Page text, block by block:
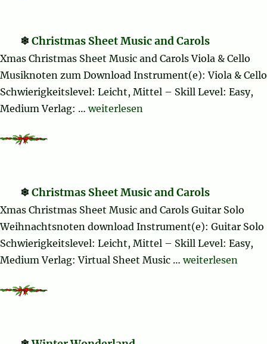
Christmas Sheet Music and Carols
Xmas Christmas Sheet Music and Carols Viola & Cello
Musiknoten zum Download Instrument(e): Viola & Cello
Schwierigkeitslevel: Leicht, Mittel – Skill Level: Easy,
Medium Verlag: …„Christmas Sheet Music and Carols“
weiterlesen
Christmas Sheet Music and Carols
Xmas Christmas Sheet Music and Carols Guitar Solo
Weihnachtsnoten download Instrument(e): Guitar Solo
Schwierigkeitslevel: Leicht, Mittel – Skill Level: Easy,
Medium Verlag: Virtual Sheet Music …„Christmas
weiterlesen